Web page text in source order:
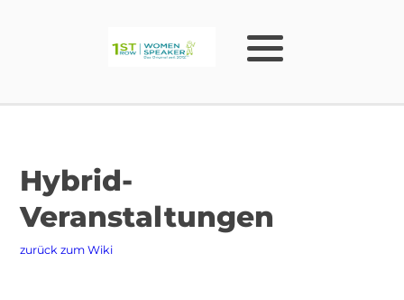
Hybrid-
Veranstaltungen
zurück zum Wiki